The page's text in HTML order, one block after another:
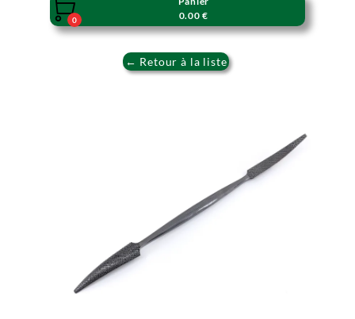

0
0.00 €
← Retour à la liste